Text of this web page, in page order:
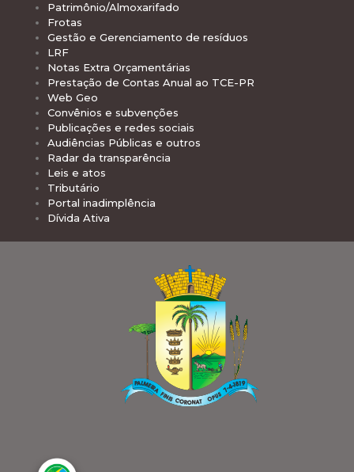
Patrimônio/Almoxarifado
Frotas
Gestão e Gerenciamento de resíduos
LRF
Notas Extra Orçamentárias
Prestação de Contas Anual ao TCE-PR
Web Geo
Convênios e subvenções
Publicações e redes sociais
Audiências Públicas e outros
Radar da transparência
Leis e atos
Tributário
Portal inadimplência
Dívida Ativa